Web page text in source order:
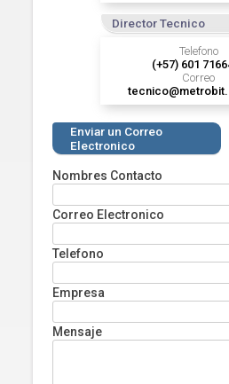
Director Tecnico
Telefono
(+57) 601
Correo
Enviar un Correo
Electronico
Nombres Contacto
Correo Electronico
Telefono
Empresa
Mensaje